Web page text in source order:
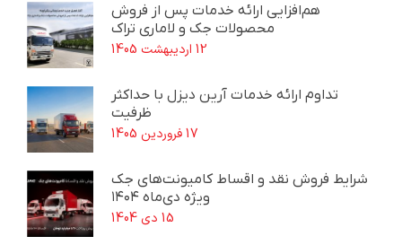
هم‌افزایی ارائه خدمات پس از فروش
محصولات جک و لاماری تراک
12 اردیبهشت 1405
تداوم ارائه خدمات آرین دیزل با حداکثر
ظرفیت
17 فروردین 1405
شرایط فروش نقد و اقساط کامیونت‌های جک
ویژه دی‌ماه ۱۴۰۴
15 دی 1404